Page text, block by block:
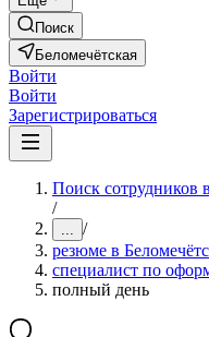
Поиск
Беломечётская
Войти
Войти
Зарегистрироваться
Поиск сотрудников
/
... /
резюме в
специалист по
полный день